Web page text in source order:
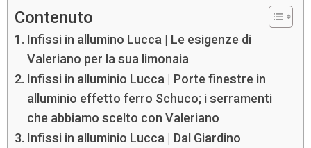
Contenuto
Infissi in allumino Lucca | Le esigenze di
Valeriano per la sua limonaia
Infissi in alluminio Lucca | Porte finestre in
alluminio effetto ferro Schuco; i serramenti
che abbiamo scelto con Valeriano
Infissi in alluminio Lucca | Dal Giardino